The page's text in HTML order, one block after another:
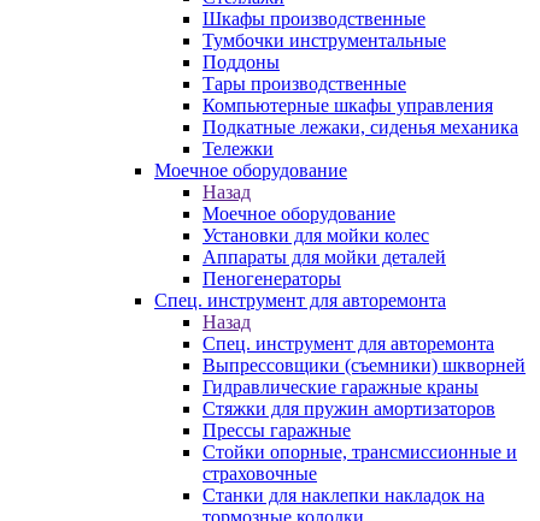
Шкафы производственные
Тумбочки инструментальные
Поддоны
Тары производственные
Компьютерные шкафы управления
Подкатные лежаки, сиденья механика
Тележки
Моечное оборудование
Назад
Моечное оборудование
Установки для мойки колес
Аппараты для мойки деталей
Пеногенераторы
Спец. инструмент для авторемонта
Назад
Спец. инструмент для авторемонта
Выпрессовщики (съемники) шкворней
Гидравлические гаражные краны
Стяжки для пружин амортизаторов
Прессы гаражные
Стойки опорные, трансмиссионные и
страховочные
Станки для наклепки накладок на
тормозные колодки